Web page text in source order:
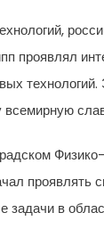
проявлял
всемирную
проявлять
в